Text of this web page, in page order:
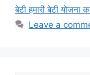
बेटी हमारी बेटी
Leave a